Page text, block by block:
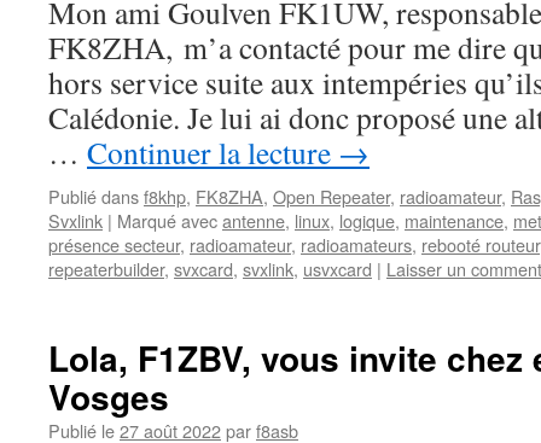
Mon ami Goulven FK1UW,
FK8ZHA, m’a contacté pour me dire
hors service suite aux intempéries
Calédonie. Je lui ai donc proposé une
… Continuer la lecture →
Publié dansf8khp, FK8ZHA, Open Repeater, radioamateur,
Svxlink | Marqué avecantenne, linux, logique, maintenance,
présence secteur, radioamateur, radioamateurs, rebooté routeur
repeaterbuilder, svxcard, svxlink, usvxcard | Laisser un
Lola, F1ZBV, vous invite
Vosges
Publié le27 août 2022parf8asb